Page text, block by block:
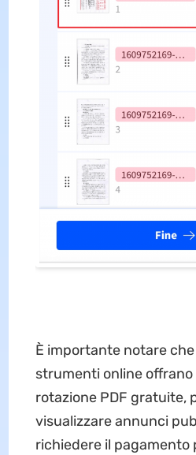
È importante notare
strumenti online
rotazione PDF gratuite,
visualizzare annunci
richiedere il pagamento